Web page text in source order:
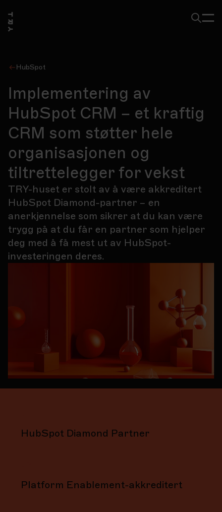
HubSpot
Implementering av
HubSpot CRM – et kraftig
CRM som støtter hele
organisasjonen og
tiltrettelegger for vekst
TRY-huset er stolt av å være akkreditert
HubSpot Diamond-partner – en
anerkjennelse som sikrer at du kan være
trygg på at du får en partner som hjelper
deg med å få mest ut av HubSpot-
investeringen deres.
HubSpot Diamond Partner
Platform Enablement-akkreditert